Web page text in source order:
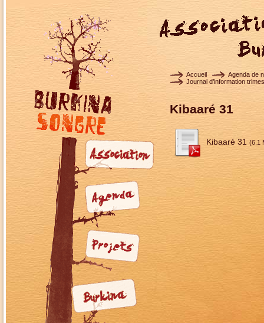
Accueil
Agenda de
Journal d’information
Kibaaré 31
Kibaaré 31 (6.1